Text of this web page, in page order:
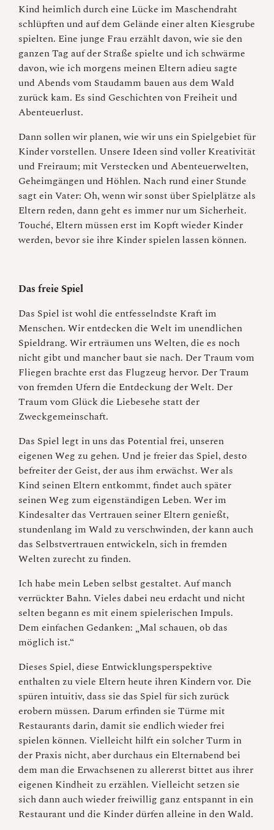
Kind heimlich durch eine Lücke im Maschendraht
schlüpften und auf dem Gelände einer alten Kiesgrube
spielten. Eine junge Frau erzählt davon, wie sie den
ganzen Tag auf der Straße spielte und ich schwärme
davon, wie ich morgens meinen Eltern adieu sagte
und Abends vom Staudamm bauen aus dem Wald
zurück kam. Es sind Geschichten von Freiheit und
Abenteuerlust.
Dann sollen wir planen, wie wir uns ein Spielgebiet für
Kinder vorstellen. Unsere Ideen sind voller Kreativität
und Freiraum; mit Verstecken und Abenteuerwelten,
Geheimgängen und Höhlen. Nach rund einer Stunde
sagt ein Vater: Oh, wenn wir sonst über Spielplätze als
Eltern reden, dann geht es immer nur um Sicherheit.
Touché, Eltern müssen erst im Kopft wieder Kinder
werden, bevor sie ihre Kinder spielen lassen können.
Das freie Spiel
Das Spiel ist wohl die entfesselndste Kraft im
Menschen. Wir entdecken die Welt im unendlichen
Spieldrang. Wir erträumen uns Welten, die es noch
nicht gibt und mancher baut sie nach. Der Traum vom
Fliegen brachte erst das Flugzeug hervor. Der Traum
von fremden Ufern die Entdeckung der Welt. Der
Traum vom Glück die Liebesehe statt der
Zweckgemeinschaft.
Das Spiel legt in uns das Potential frei, unseren
eigenen Weg zu gehen. Und je freier das Spiel, desto
befreiter der Geist, der aus ihm erwächst. Wer als
Kind seinen Eltern entkommt, findet auch später
seinen Weg zum eigenständigen Leben. Wer im
Kindesalter das Vertrauen seiner Eltern genießt,
stundenlang im Wald zu verschwinden, der kann auch
das Selbstvertrauen entwickeln, sich in fremden
Welten zurecht zu finden.
Ich habe mein Leben selbst gestaltet. Auf manch
verrückter Bahn. Vieles dabei neu erdacht und nicht
selten begann es mit einem spielerischen Impuls.
Dem einfachen Gedanken: „Mal schauen, ob das
möglich ist.“
Dieses Spiel, diese Entwicklungsperspektive
enthalten zu viele Eltern heute ihren Kindern vor. Die
spüren intuitiv, dass sie das Spiel für sich zurück
erobern müssen. Darum erfinden sie Türme mit
Restaurants darin, damit sie endlich wieder frei
spielen können. Vielleicht hilft ein solcher Turm in
der Praxis nicht, aber durchaus ein Elternabend bei
dem man die Erwachsenen zu allererst bittet aus ihrer
eigenen Kindheit zu erzählen. Vielleicht setzen sie
sich dann auch wieder freiwillig ganz entspannt in ein
Restaurant und die Kinder dürfen alleine in den Wald.